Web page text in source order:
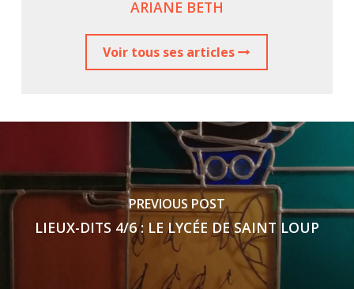
ARIANE BETH
Voir tous ses articles
PREVIOUS POST
LIEUX-DITS 4/6 : LE LYCÉE DE SAINT LOUP